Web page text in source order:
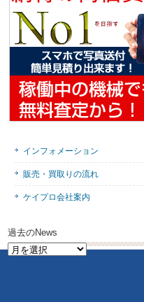
インフォメーション
販売・買取りの流れ
ケイプロ会社案内
過去のNews
過